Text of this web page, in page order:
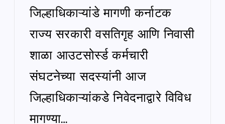
जिल्हाधिकाऱ्यांडे मागणी कर्नाटक
राज्य सरकारी वसतिगृह आणि निवासी
शाळा आउटसोर्स्ड कर्मचारी
संघटनेच्या सदस्यांनी आज
जिल्हाधिकाऱ्यांकडे निवेदनाद्वारे विविध
मागण्या…